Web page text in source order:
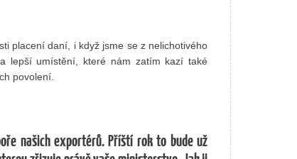
placení daní, i když jsme se z nelichotivého
lepší umístění, které nám zatím kazí také
povolení.
našich exportérů. Příští rok to bude už